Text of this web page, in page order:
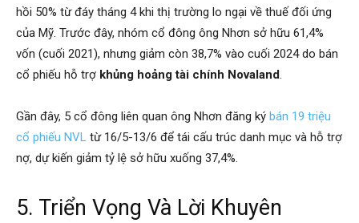
hồi 50% từ đáy tháng 4 khi thị trường lo ngại về thuế đối ứng
của Mỹ. Trước đây, nhóm cổ đông ông Nhơn sở hữu 61,4%
vốn (cuối 2021), nhưng giảm còn 38,7% vào cuối 2024 do bán
cổ phiếu hỗ trợ khủng hoảng tài chính Novaland.
Gần đây, 5 cổ đông liên quan ông Nhơn đăng ký bán 19 triệu
cổ phiếu NVL từ 16/5-13/6 để tái cấu trúc danh mục và hỗ trợ
nợ, dự kiến giảm tỷ lệ sở hữu xuống 37,4%.
5. Triển Vọng Và Lời Khuyên